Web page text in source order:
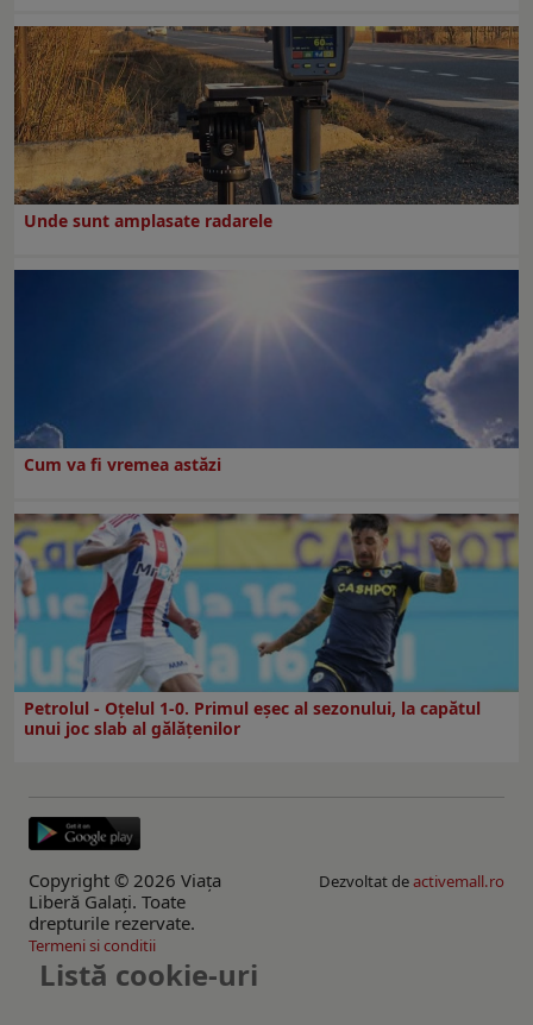
Unde sunt amplasate radarele
Cum va fi vremea astăzi
Petrolul - Oțelul 1-0. Primul eșec al sezonului, la capătul
unui joc slab al gălățenilor
Copyright © 2026 Viaţa
Liberă Galaţi. Toate
drepturile rezervate.
Dezvoltat deactivemall.ro
Termeni si conditii
Listă cookie-uri